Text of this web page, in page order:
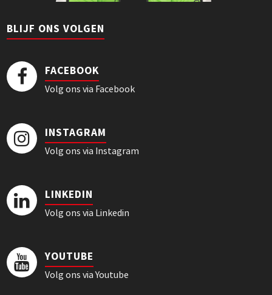
BLIJF ONS VOLGEN
FACEBOOK
Volg ons via Facebook
INSTAGRAM
Volg ons via Instagram
LINKEDIN
Volg ons via Linkedin
YOUTUBE
Volg ons via Youtube